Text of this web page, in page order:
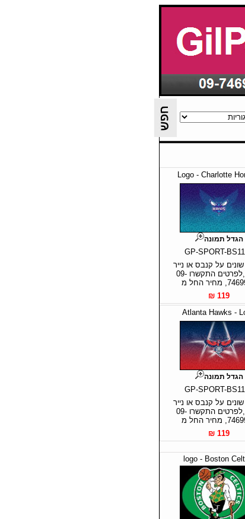
Logo - Charlotte
הגדל תמונה
GP-SPORT-
על קנבס או נייר
צילום,לפרטים התקשרו 09-
מחיר החל מ
119 ₪
Atlanta Hawks -
הגדל תמונה
GP-SPORT-
על קנבס או נייר
צילום,לפרטים התקשרו 09-
מחיר החל מ
119 ₪
logo - Boston